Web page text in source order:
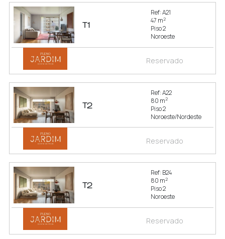
T1
Ref: A21
47 m2
Piso 2
Noroeste
Reservado
T2
Ref: A22
80 m2
Piso 2
Noroeste/Nordeste
Reservado
T2
Ref: B24
80 m2
Piso 2
Noroeste
Reservado